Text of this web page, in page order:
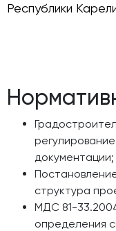
Республики
документации;
структура
МДС 81-
определения